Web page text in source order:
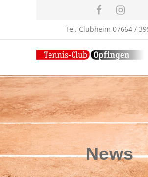
Tel. Clubheim 07664 /
News